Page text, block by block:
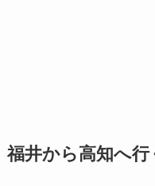
福井から高知へ行